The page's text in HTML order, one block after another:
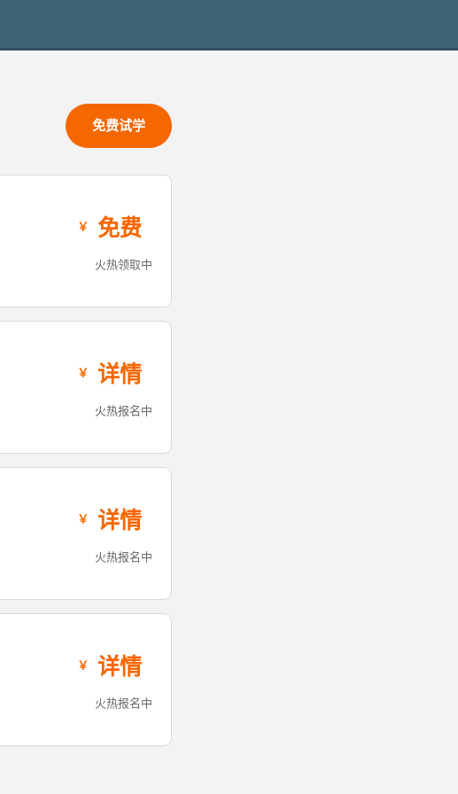
免费试学
免费
火热领取中
详情
火热报名中
详情
火热报名中
详情
火热报名中